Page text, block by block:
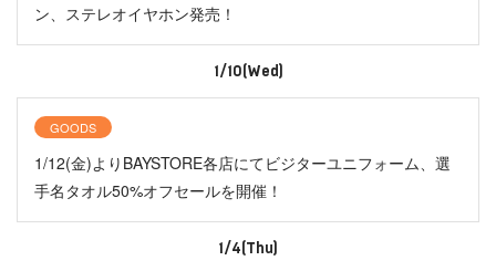
ン、ステレオイヤホン発売！
1/10(Wed)
GOODS
1/12(金)よりBAYSTORE各店にてビジターユニフォーム、選
手名タオル50%オフセールを開催！
1/4(Thu)